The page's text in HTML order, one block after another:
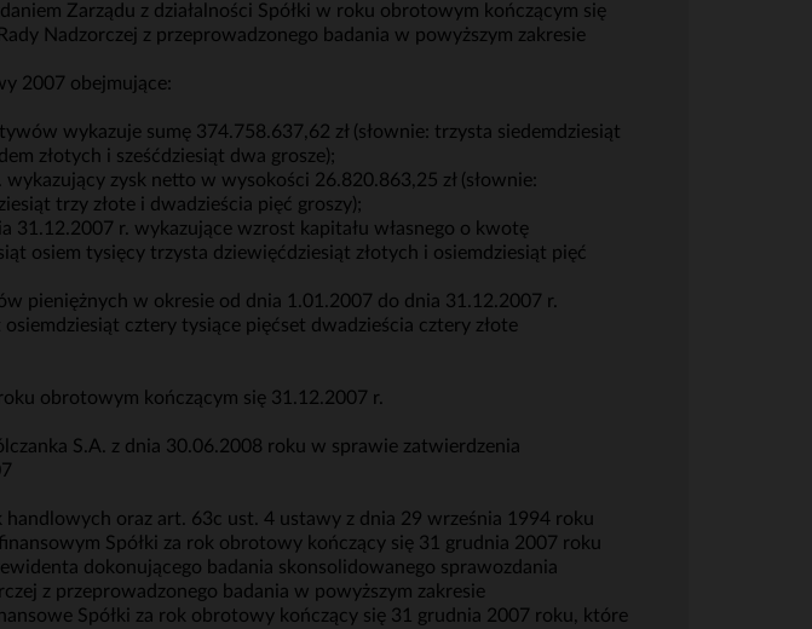
Zarządu z działalności Spółki w roku obrotowym kończącym się
Nadzorczej z przeprowadzonego badania w powyższym zakresie
2007 obejmujące:
wykazuje sumę 374.758.637,62 zł (słownie: trzysta siedemdziesiąt
złotych i sześćdziesiąt dwa grosze);
zysk netto w wysokości 26.820.863,25 zł (słownie:
trzy złote i dwadzieścia pięć groszy);
31.12.2007 r. wykazujące wzrost kapitału własnego o kwotę
osiem tysięcy trzysta dziewięćdziesiąt złotych i osiemdziesiąt pięć
pieniężnych w okresie od dnia 1.01.2007 do dnia 31.12.2007 r.
cztery tysiące pięćset dwadzieścia cztery złote
obrotowym kończącym się 31.12.2007 r.
S.A. z dnia 30.06.2008 roku w sprawie zatwierdzenia
oraz art. 63c ust. 4 ustawy z dnia 29 września 1994 roku
Spółki za rok obrotowy kończący się 31 grudnia 2007 roku
dokonującego badania skonsolidowanego sprawozdania
z przeprowadzonego badania w powyższym zakresie
Spółki za rok obrotowy kończący się 31 grudnia 2007 roku, które